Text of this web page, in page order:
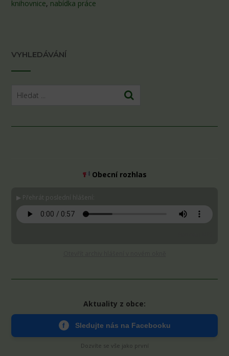
knihovnice, nabídka práce
VYHLEDÁVÁNÍ
Obecní rozhlas
▶ Přehrát poslední hlášení:
Aktuality z obce:
f Sledujte nás na Facebooku
Dozvíte se vše jako první